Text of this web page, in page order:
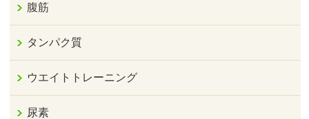
腹筋
タンパク質
ウエイトトレーニング
尿素